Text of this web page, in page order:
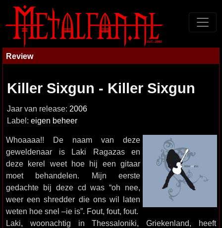
Review
Killer Sixgun - Killer Sixgun
Jaar van release: 2006
Label: eigen beheer
Whoaaaa!! De naam van deze
geweldenaar is Laki Ragazas en
deze kerel weet hoe hij een gitaar
moet behandelen. Mijn eerste
gedachte bij deze cd was “oh nee,
weer een shredder die ons wil laten
weten hoe snel –ie is”. Fout, fout, fout.
Laki, woonachtig in Thessaloniki, Griekenland, heeft